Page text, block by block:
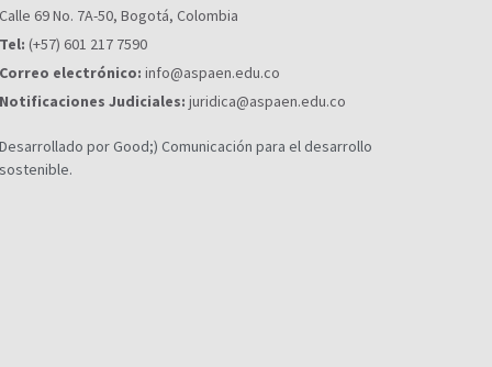
Calle 69 No. 7A-50, Bogotá, Colombia
Tel: (+57) 601 217 7590
Correo electrónico: info@aspaen.edu.co
Notificaciones Judiciales: juridica@aspaen.edu.co
Desarrollado por Good;) Comunicación para el desarrollo
sostenible.